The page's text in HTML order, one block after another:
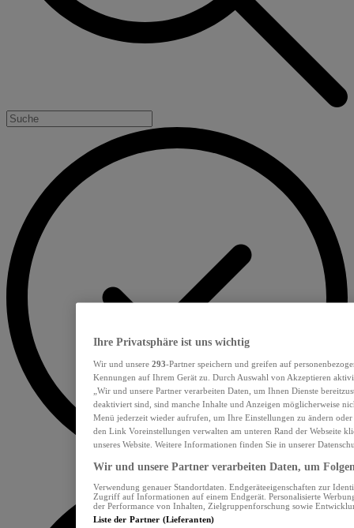
Ihre Privatsphäre ist uns wichtig
Wir und unsere 293-Partner speichern und greifen auf
Kennungen auf Ihrem Gerät zu. Durch Auswahl von Akzeptieren
„Wir und unsere Partner verarbeiten Daten, um Ihnen Dienste
deaktiviert sind, sind manche Inhalte und Anzeigen möglicherweise
Menü jederzeit wieder aufrufen, um Ihre Einstellungen zu ändern
den Link Voreinstellungen verwalten am unteren Rand der Webseite
unseres Website. Weitere Informationen finden Sie in unserer
Wir und unsere Partner verarbeiten Daten, um
Verwendung genauer Standortdaten. Endgeräteeigenschaften zur
Zugriff auf Informationen auf einem Endgerät. Personalisierte
der Performance von Inhalten, Zielgruppenforschung sowie
Liste der Partner (Lieferanten)